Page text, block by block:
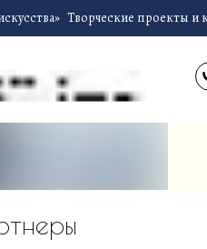
Творческие проекты и